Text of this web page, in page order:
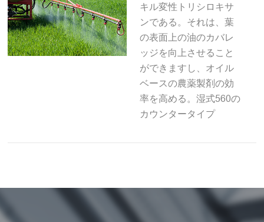
キル変性トリシロキサ
ンである。それは、葉
の表面上の油のカバレ
ッジを向上させること
ができますし、オイル
ベースの農薬製剤の効
率を高める。湿式560の
カウンタータイプ